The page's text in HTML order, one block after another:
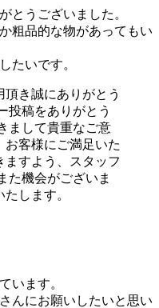
とうございました。
粗品的な物があってもい
たいです。
き誠にありがとう
投稿をありがとう
まして貴重なご意
お客様にご満足いた
ますよう、スタッフ
た機会がございま
します。
います。
んにお願いしたいと思い